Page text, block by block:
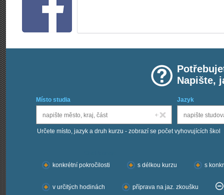
Napište,
Místo studia Jazyk
Určete místo, jazyk a druh kurzu - zobrazí se počet vyhovujících škol
konkrétní pokročilosti
s délkou kurzu s
v určitých hodinách příprava na jaz. zkoušku